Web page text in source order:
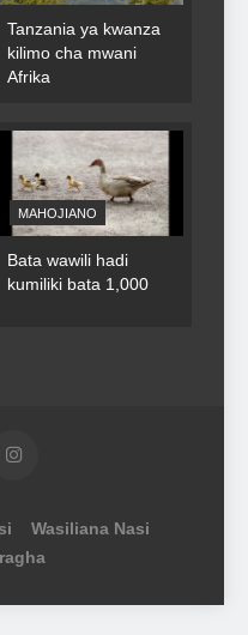
Tanzania ya kwanza
kilimo cha mwani
Afrika
MAHOJIANO
Bata wawili hadi
kumiliki bata 1,000
Wasiliana Nasi